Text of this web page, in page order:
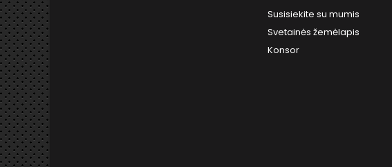
Susisiekite su mumis
Svetainės žemėlapis
Konsor